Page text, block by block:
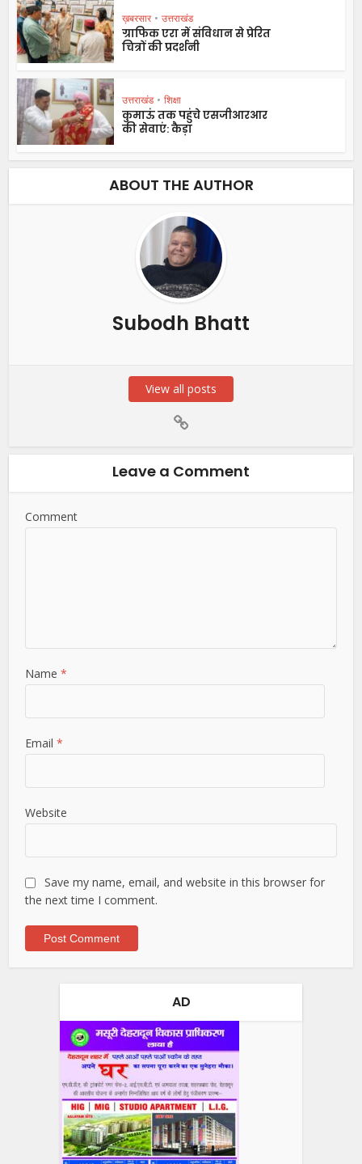
ख़बरसार • उत्तराखंड
ग्राफिक एरा में संविधान से प्रेरित
चित्रों की प्रदर्शनी
उत्तराखंड • शिक्षा
कुमाऊं तक पहुंचे एसजीआरआर
की सेवाएं: कैड़ा
ABOUT THE AUTHOR
Subodh Bhatt
View all posts
Leave a Comment
Comment
Name*
Email*
Website
Save my name, email, and website in this browser for
the next time I comment.
AD